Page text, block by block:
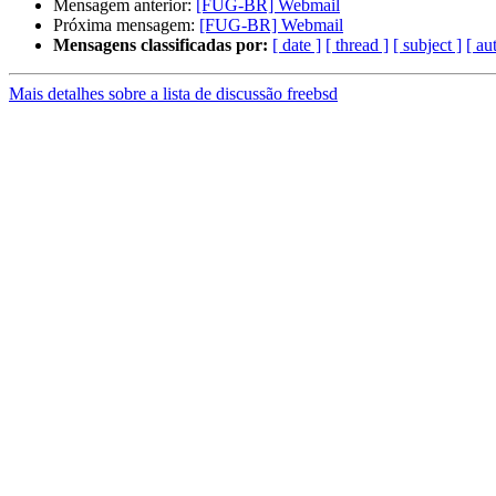
Mensagem anterior: [FUG-BR] Webmail
Próxima mensagem: [FUG-BR] Webmail
Mensagens classificadas por: [ date ] [ thread ] [ subject ] [
Mais detalhes sobre a lista de discussão freebsd